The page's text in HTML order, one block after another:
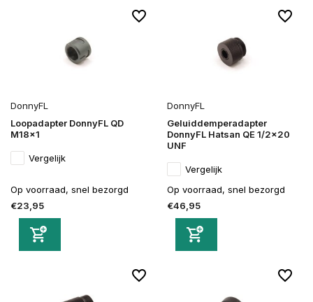
DonnyFL
Loopadapter DonnyFL QD
M18x1
Vergelijk
Op voorraad, snel bezorgd
€23,95
DonnyFL
Geluiddemperadapter
DonnyFL Hatsan QE 1/2x20
UNF
Vergelijk
Op voorraad, snel bezorgd
€46,95